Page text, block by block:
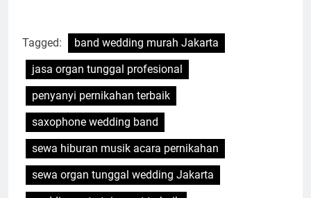
Tagged:
band wedding murah Jakarta
jasa organ tunggal profesional
penyanyi pernikahan terbaik
saxophone wedding band
sewa hiburan musik acara pernikahan
sewa organ tunggal wedding Jakarta